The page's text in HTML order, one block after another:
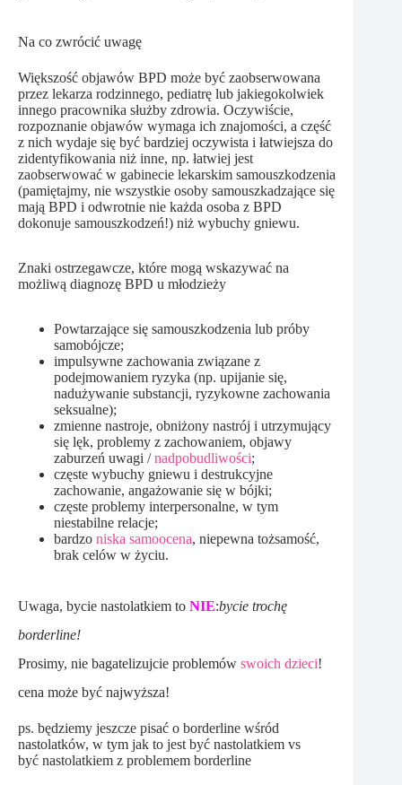
Na co zwrócić uwagę
Większość objawów BPD może być zaobserwowana
przez lekarza rodzinnego, pediatrę lub jakiegokolwiek
innego pracownika służby zdrowia. Oczywiście,
rozpoznanie objawów wymaga ich znajomości, a część
z nich wydaje się być bardziej oczywista i łatwiejsza do
zidentyfikowania niż inne, np. łatwiej jest
zaobserwować w gabinecie lekarskim samouszkodzenia
(pamiętajmy, nie wszystkie osoby samouszkadzające się
mają BPD i odwrotnie nie każda osoba z BPD
dokonuje samouszkodzeń!) niż wybuchy gniewu.
Znaki ostrzegawcze, które mogą wskazywać na
możliwą diagnozę BPD u młodzieży
Powtarzające się samouszkodzenia lub próby
samobójcze;
impulsywne zachowania związane z
podejmowaniem ryzyka (np. upijanie się,
nadużywanie substancji, ryzykowne zachowania
seksualne);
zmienne nastroje, obniżony nastrój i utrzymujący
się lęk, problemy z zachowaniem, objawy
zaburzeń uwagi /nadpobudliwości;
częste wybuchy gniewu i destrukcyjne
zachowanie, angażowanie się w bójki;
częste problemy interpersonalne, w tym
niestabilne relacje;
bardzo niska samoocena, niepewna tożsamość,
brak celów w życiu.
Uwaga, bycie nastolatkiem to NIE:bycie trochę
borderline!
Prosimy, nie bagatelizujcie problemów swoich dzieci!
cena może być najwyższa!
ps. będziemy jeszcze pisać o borderline wśród
nastolatków, w tym jak to jest być nastolatkiem vs
być nastolatkiem z problemem borderline